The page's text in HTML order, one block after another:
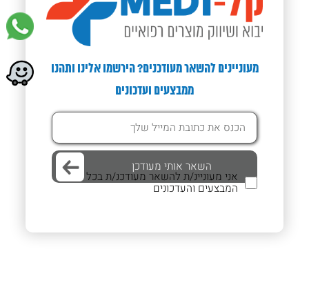
מעוניינים להשאר מעודכנים? הירשמו אלינו ותהנו
ממבצעים ועדכונים
אני מעוניינ/ת להשאר מעודכנ/ת בכל
המבצעים והעדכונים